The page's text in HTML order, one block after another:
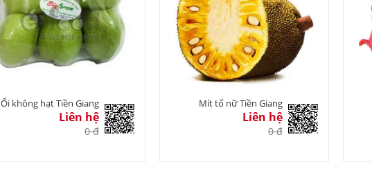
Ổi không hạt Tiền Giang
Liên hệ
0 đ
Mít tố nữ Tiền Giang
Liên hệ
0 đ